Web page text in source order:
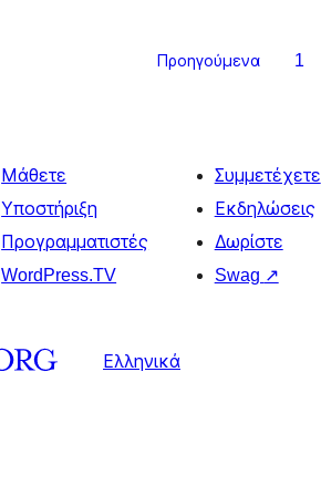
Προηγούμενα 1
Μάθετε
Υποστήριξη
Προγραμματιστές
WordPress.TV
Συμμετέχετε
Εκδηλώσεις
Δωρίστε
Swag ↗
Ελληνικά